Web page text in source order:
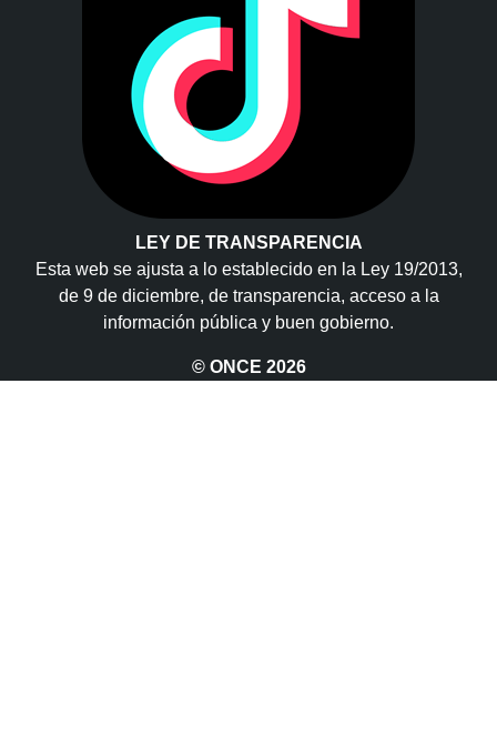
LEY DE TRANSPARENCIA
Esta web se ajusta a lo establecido en la Ley 19/2013,
de 9 de diciembre, de transparencia, acceso a la
información pública y buen gobierno.
© ONCE 2026